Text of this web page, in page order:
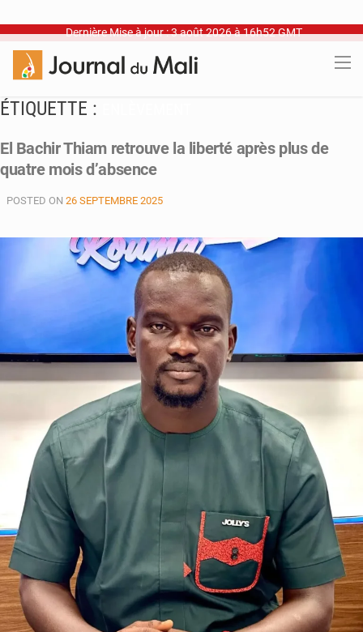
Dernière Mise à jour : 3 août 2026 à 16h52 GMT
ÉTIQUETTE :
El Bachir Thiam retrouve la liberté après plus de
quatre mois d’absence
POSTED ON 26 SEPTEMBRE 2025